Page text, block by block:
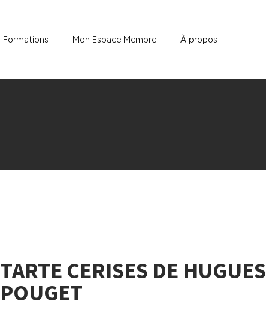
Formations Mon Espace Membre
À propos
TARTE CERISES DE HUGUES
POUGET